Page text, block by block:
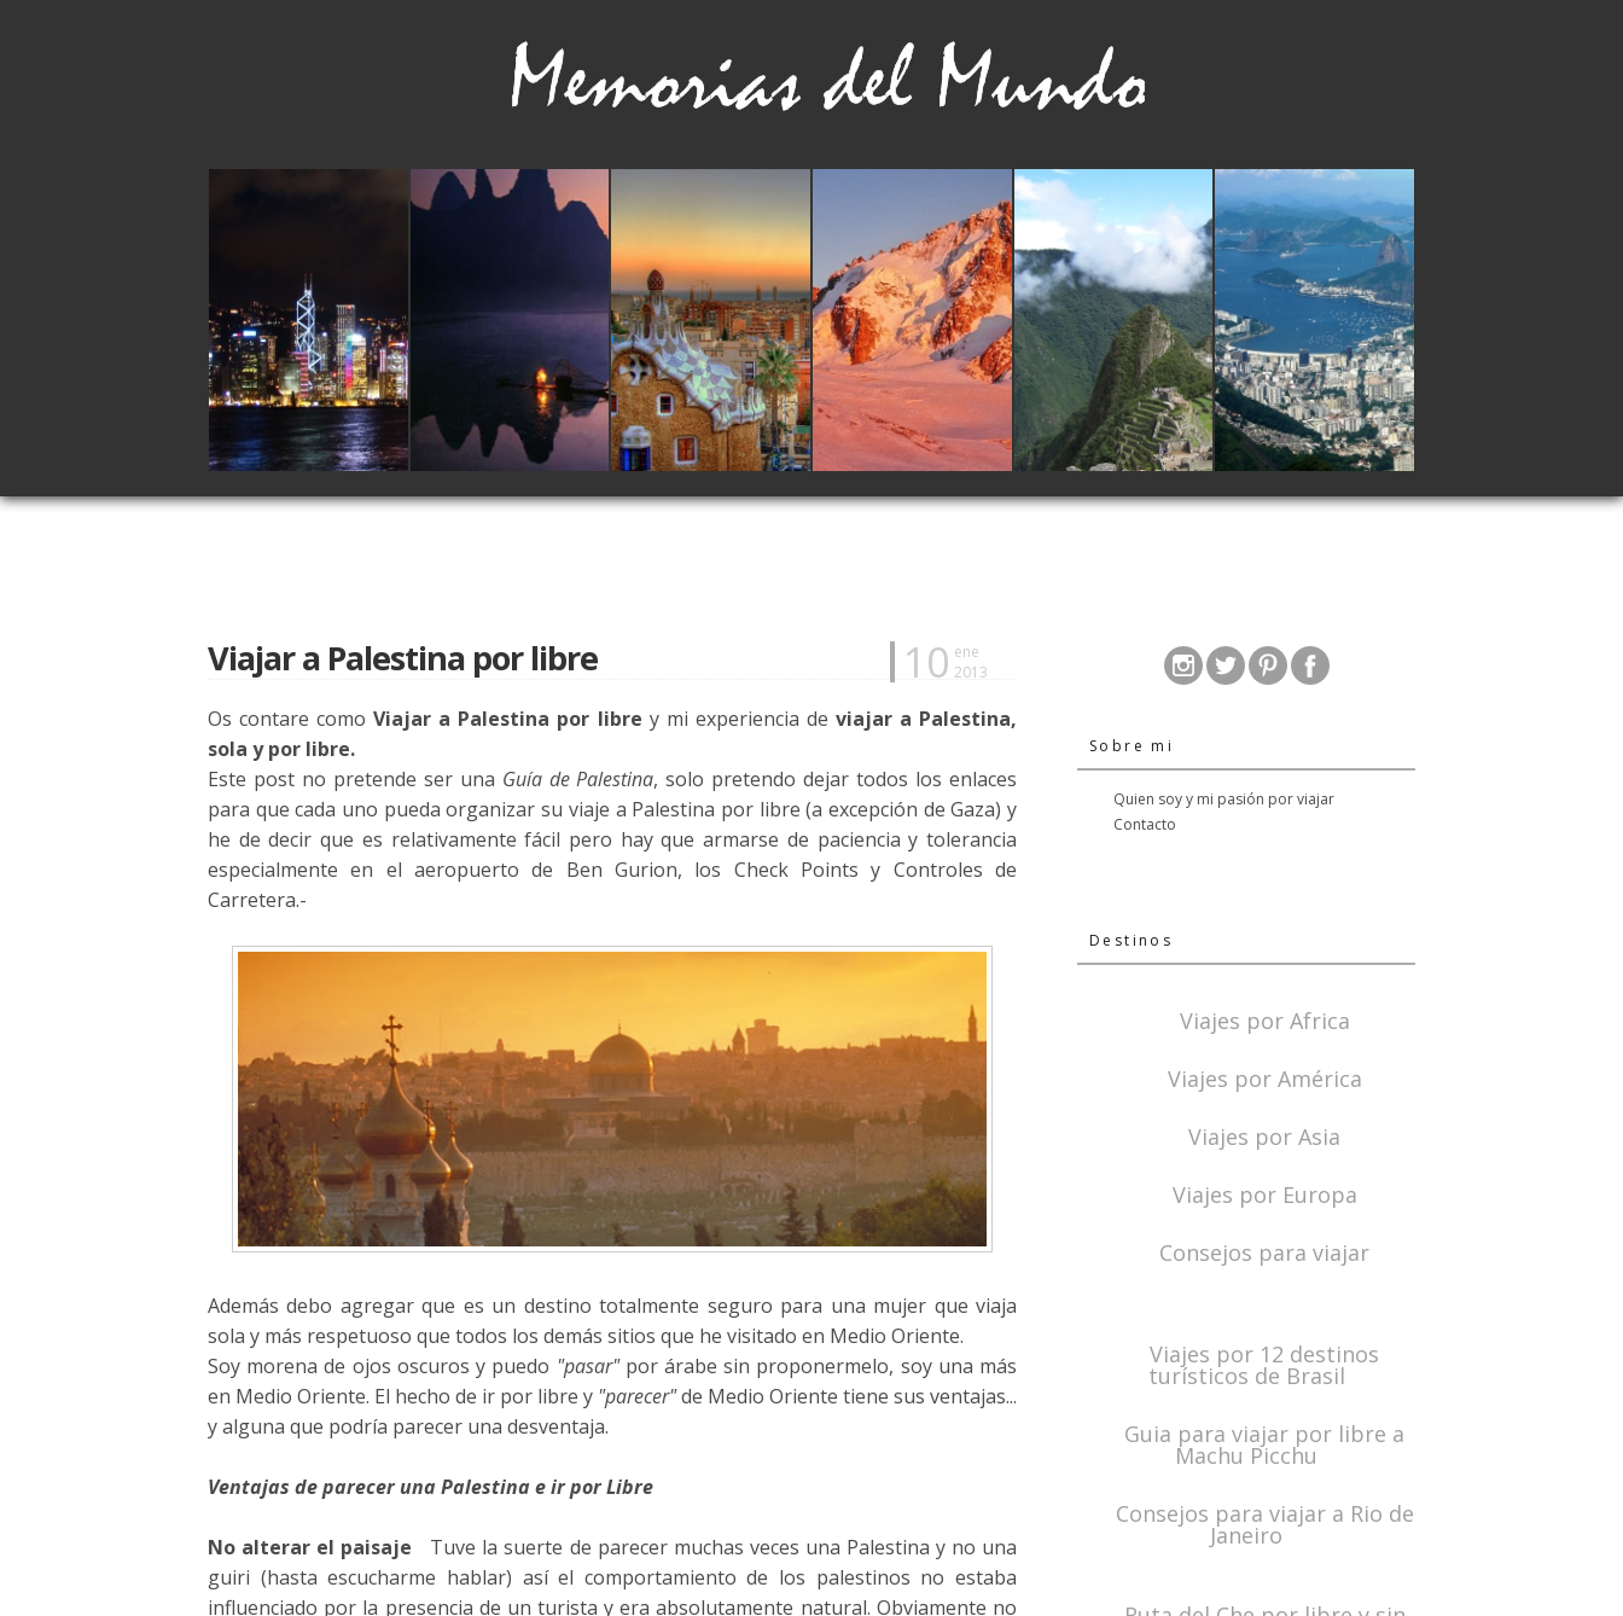
10 ene
2013
Viajar a Palestina por libre
Os contare comoViajar a Palestina por libre y mi experiencia de viajar a Palestina,
sola y por libre.
Este post no pretende ser una Guía de Palestina, solo pretendo dejar todos los enlaces
para que cada uno pueda organizar su viaje a Palestina por libre (a excepción de Gaza) y
he de decir que es relativamente fácil pero hay que armarse de paciencia y tolerancia
especialmente en el aeropuerto de Ben Gurion, los Check Points y Controles de
Carretera.-
Además debo agregar que es un destino totalmente seguro para una mujer que viaja
sola y más respetuoso que todos los demás sitios que he visitado en Medio Oriente.
Soy morena de ojos oscuros y puedo "pasar"por árabe sin proponermelo, soy una más
en Medio Oriente. El hecho de ir por libre y "parecer"de Medio Oriente tiene sus ventajas...
y alguna que podría parecer una desventaja.
Ventajas de parecer una Palestina e ir por Libre
No alterar el paisaje Tuve la suerte de parecer muchas veces una Palestina y no una
guiri (hasta escucharme hablar) así el comportamiento de los palestinos no estaba
influenciado por la presencia de un turista y era absolutamente natural. Obviamente no
Sobre mi
Quien soy y mi pasión por viajar
Contacto
Destinos
Viajes por Africa
Viajes por América
Viajes por Asia
Viajes por Europa
Consejos para viajar
Viajes por 12 destinos
turísticos de Brasil
Guia para viajar por libre a
Machu Picchu
Consejos para viajar a Rio de
Janeiro